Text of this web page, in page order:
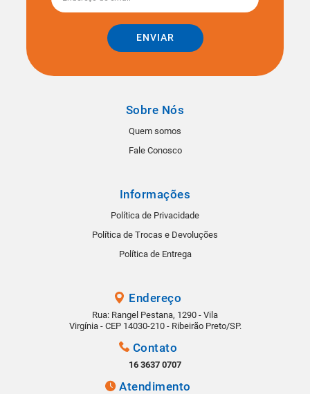
ENVIAR
Sobre Nós
Quem somos
Fale Conosco
Informações
Política de Privacidade
Política de Trocas e Devoluções
Política de Entrega
Endereço
Rua: Rangel Pestana, 1290 - Vila
Virgínia - CEP 14030-210 - Ribeirão Preto/SP.
Contato
16 3637 0707
Atendimento